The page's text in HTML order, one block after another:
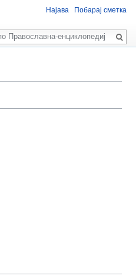
Најава Побарај сметка